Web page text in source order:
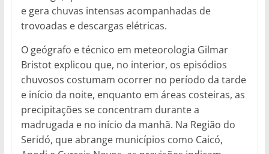
e gera chuvas intensas acompanhadas de
trovoadas e descargas elétricas.
O geógrafo e técnico em meteorologia Gilmar
Bristot explicou que, no interior, os episódios
chuvosos costumam ocorrer no período da tarde
e início da noite, enquanto em áreas costeiras, as
precipitações se concentram durante a
madrugada e no início da manhã. Na Região do
Seridó, que abrange municípios como Caicó,